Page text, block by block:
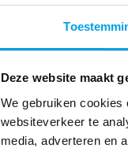
Deze website maakt
We gebruiken
websiteverkeer te
media, adverteren en